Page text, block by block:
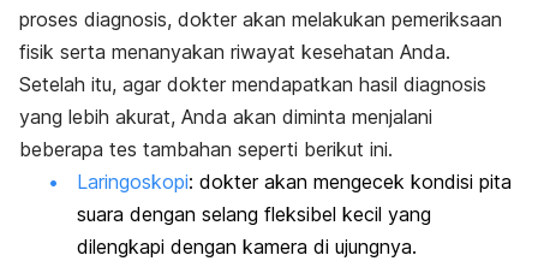
proses diagnosis, dokter akan melakukan pemeriksaan
fisik serta menanyakan riwayat kesehatan Anda.
Setelah itu, agar dokter mendapatkan hasil diagnosis
yang lebih akurat, Anda akan diminta menjalani
beberapa tes tambahan seperti berikut ini.
Laringoskopi: dokter akan mengecek kondisi pita
suara dengan selang fleksibel kecil yang
dilengkapi dengan kamera di ujungnya.